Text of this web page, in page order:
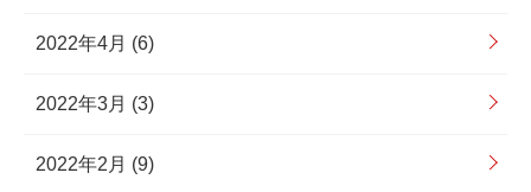
2022年4月 (6)
2022年3月 (3)
2022年2月 (9)